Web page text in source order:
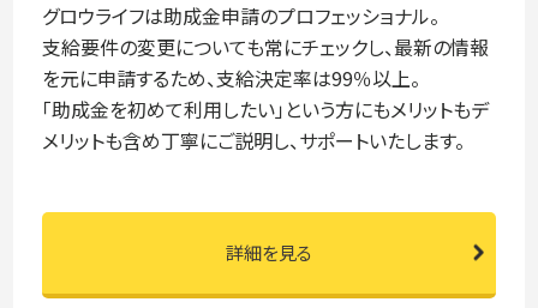
グロウライフは助成金申請のプロフェッショナル。
支給要件の変更についても常にチェックし、最新の情報
を元に申請するため、支給決定率は99％以上。
「助成金を初めて利用したい」という方にもメリットもデ
メリットも含め丁寧にご説明し、サポートいたします。
詳細を見る